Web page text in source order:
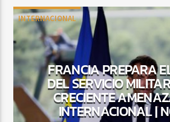
INTERNACIONAL
FRANCIA PREPARA
DEL SERVICIO
CRECIENTE
INTERNACIONAL |